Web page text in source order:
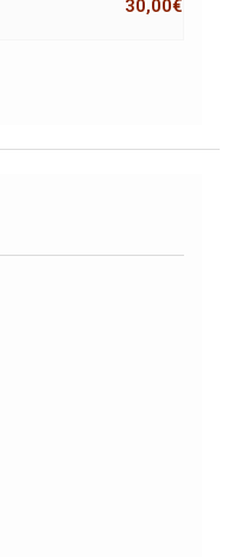
30,00€